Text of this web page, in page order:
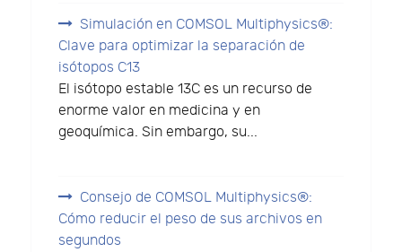
Simulación en COMSOL Multiphysics®:
Clave para optimizar la separación de
isótopos C13
El isótopo estable 13C es un recurso de
enorme valor en medicina y en
geoquímica. Sin embargo, su...
Consejo de COMSOL Multiphysics®:
Cómo reducir el peso de sus archivos en
segundos